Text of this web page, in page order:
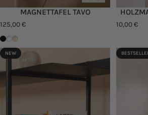
MAGNETTAFEL TAVO
125,00 €
Schwarz
WeißCashew
10,00 €
NEW